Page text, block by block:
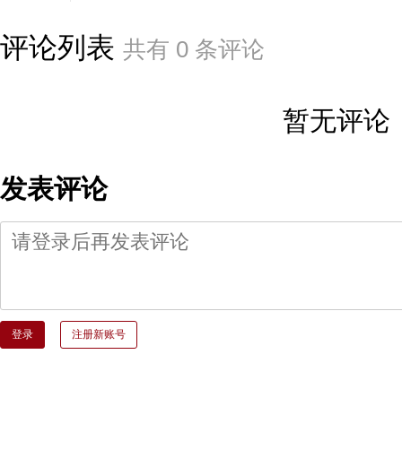
评论列表 共有 0 条评论
暂无评论
发表评论
登录 注册新账号